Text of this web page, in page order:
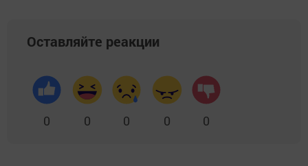
Оставляйте реакции
0 0 0 0 0